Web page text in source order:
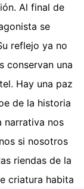
Al final de
se
reflejo ya no
conservan una
Hay una paz
de la historia
narrativa nos
si nosotros
riendas de la
criatura habita